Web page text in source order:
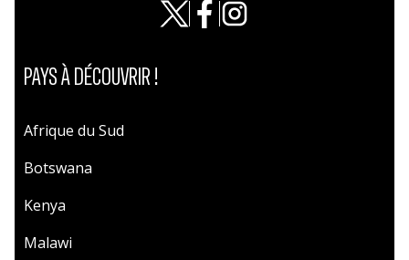
PAYS À DÉCOUVRIR !
Afrique du Sud
Botswana
Kenya
Malawi